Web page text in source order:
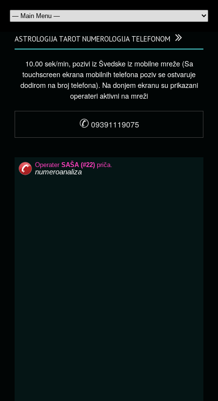
ASTROLOGIJA TAROT NUMEROLOGIJA TELEFONOM
10.00 sek/min, pozivi iz Švedske iz mobilne mreže (Sa
touchscreen ekrana mobilnih telefona poziv se ostvaruje
dodirom na broj telefona). Na donjem ekranu su prikazani
operateri aktivni na mreži
✆ 09391119075